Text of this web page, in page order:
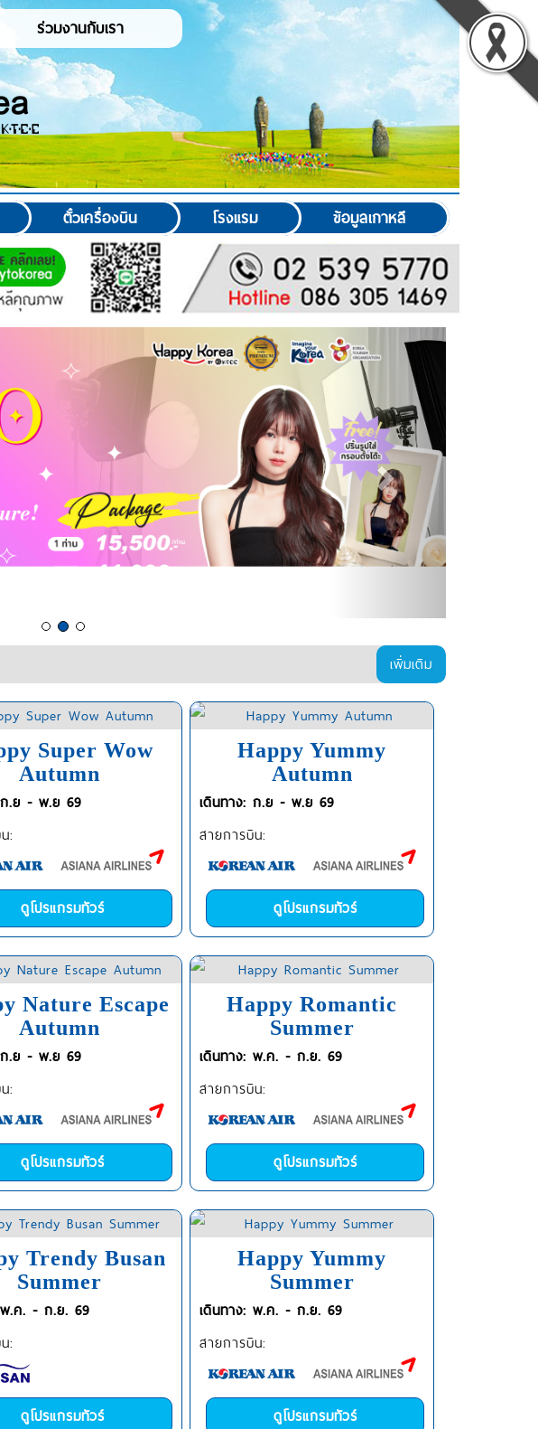
ร่วมงานกับเรา
ตั๋วเครื่องบิน โรงแรม ข้อมูลเกาหลี
เพิ่มเติม
Super Wow
Autumn
ก.ย - พ.ย 69
:
ดูโปรแกรมทัวร์
Happy Yummy
Autumn
เดินทาง: ก.ย - พ.ย 69
สายการบิน:
ดูโปรแกรมทัวร์
Nature Escape
Autumn
ก.ย - พ.ย 69
:
ดูโปรแกรมทัวร์
Happy Romantic
Summer
เดินทาง: พ.ค. - ก.ย. 69
สายการบิน:
ดูโปรแกรมทัวร์
Trendy Busan
Summer
พ.ค. - ก.ย. 69
:
ดูโปรแกรมทัวร์
Happy Yummy
Summer
เดินทาง: พ.ค. - ก.ย. 69
สายการบิน:
ดูโปรแกรมทัวร์